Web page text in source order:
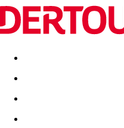
Destinatii Vacanta